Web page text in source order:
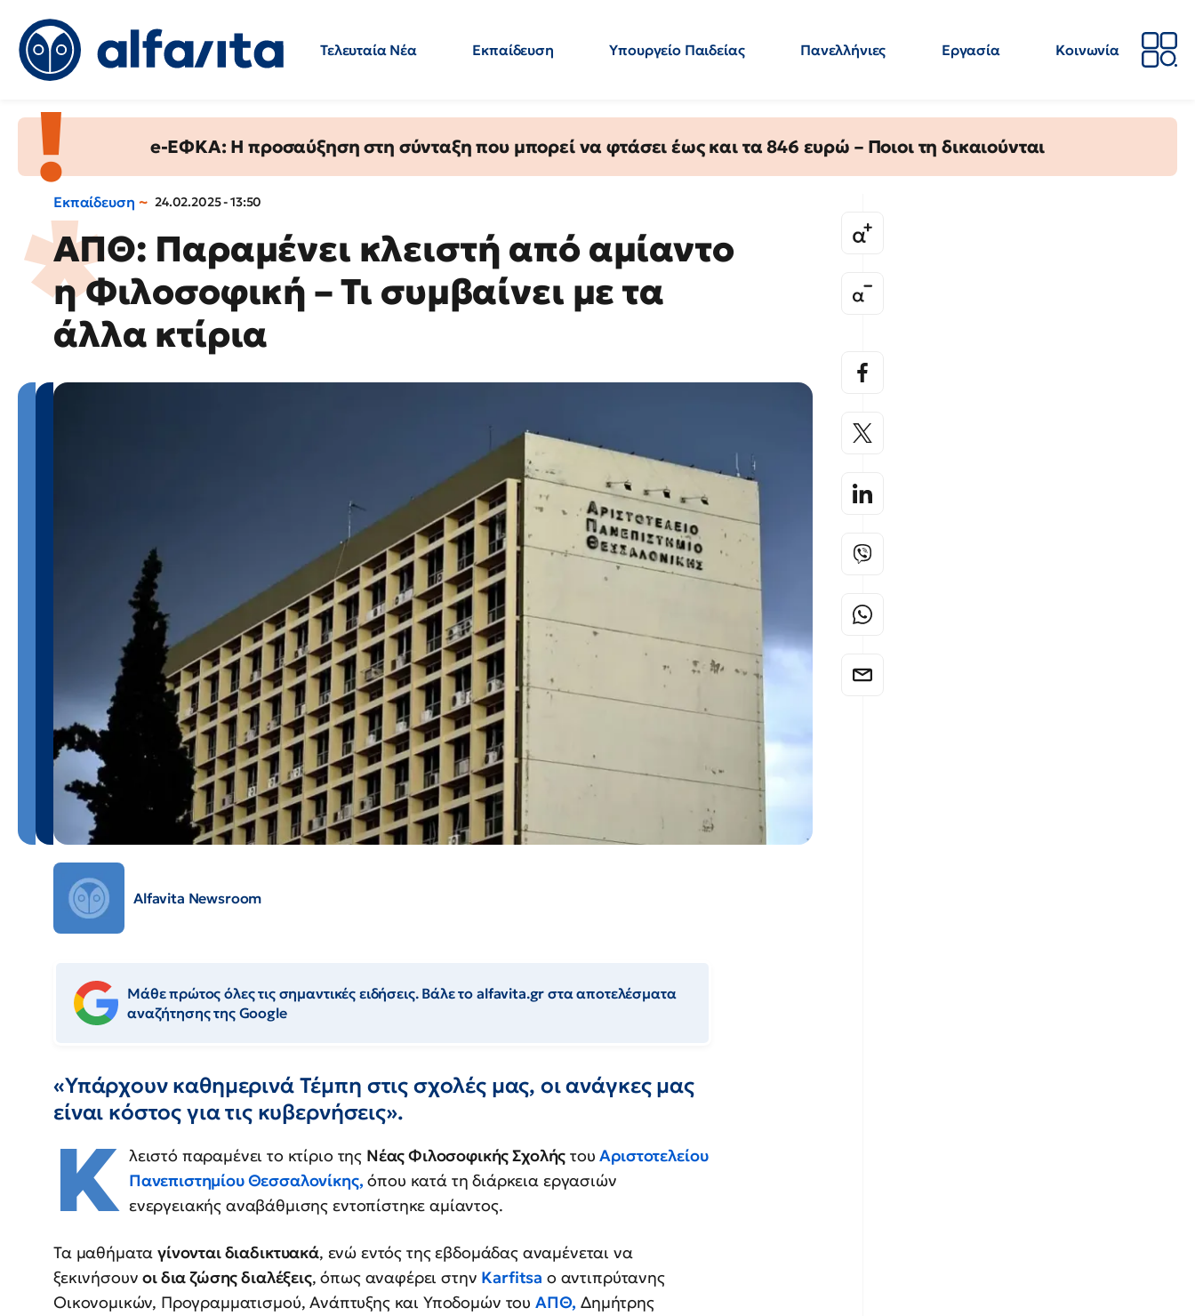
Τελευταία Νέα Εκπαίδευση Υπουργείο Παιδείας Πανελλήνιες Εργασία
Κοινωνία
e-ΕΦΚΑ: Η προσαύξηση στη σύνταξη που μπορεί να φτάσει έως και τα 846 ευρώ – Ποιοι τη δικαιούνται
Εκπαίδευση 24.02.2025 - 13:50
ΑΠΘ: Παραμένει κλειστή από αμίαντο
η Φιλοσοφική – Τι συμβαίνει με τα
άλλα κτίρια
Alfavita Newsroom
Μάθε πρώτος όλες τις σημαντικές ειδήσεις. Βάλε το alfavita.gr στα αποτελέσματα
αναζήτησης της Google
«Υπάρχουν καθημερινά Τέμπη στις σχολές μας, οι ανάγκες μας
είναι κόστος για τις κυβερνήσεις».
Κ λειστό παραμένει το κτίριο της Νέας Φιλοσοφικής Σχολής τουΑριστοτελείου
Πανεπιστημίου Θεσσαλονίκης, όπου κατά τη διάρκεια εργασιών
ενεργειακής αναβάθμισης εντοπίστηκε αμίαντος.
Τα μαθήματαγίνονται διαδικτυακά, ενώ εντός της εβδομάδας αναμένεται να
ξεκινήσουνοι δια ζώσης διαλέξεις, όπως αναφέρει στην Karfitsa ο αντιπρύτανης
Οικονομικών, Προγραμματισμού, Ανάπτυξης και Υποδομών του ΑΠΘ, Δημήτρης